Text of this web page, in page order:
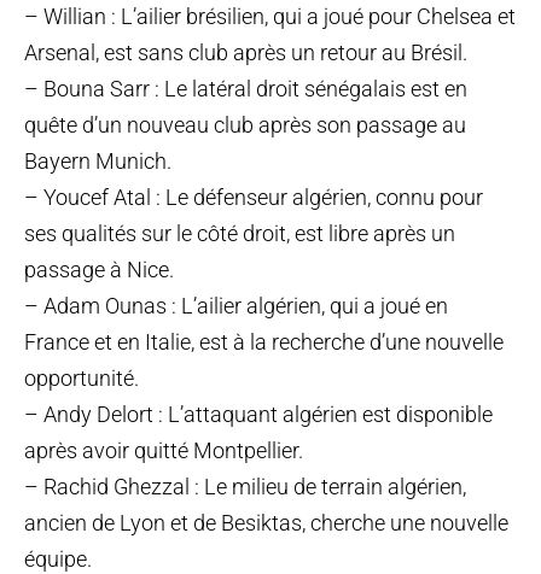
– Willian : L’ailier brésilien, qui a joué pour Chelsea et
Arsenal, est sans club après un retour au Brésil.
– Bouna Sarr : Le latéral droit sénégalais est en
quête d’un nouveau club après son passage au
Bayern Munich.
– Youcef Atal : Le défenseur algérien, connu pour
ses qualités sur le côté droit, est libre après un
passage à Nice.
– Adam Ounas : L’ailier algérien, qui a joué en
France et en Italie, est à la recherche d’une nouvelle
opportunité.
– Andy Delort : L’attaquant algérien est disponible
après avoir quitté Montpellier.
– Rachid Ghezzal : Le milieu de terrain algérien,
ancien de Lyon et de Besiktas, cherche une nouvelle
équipe.